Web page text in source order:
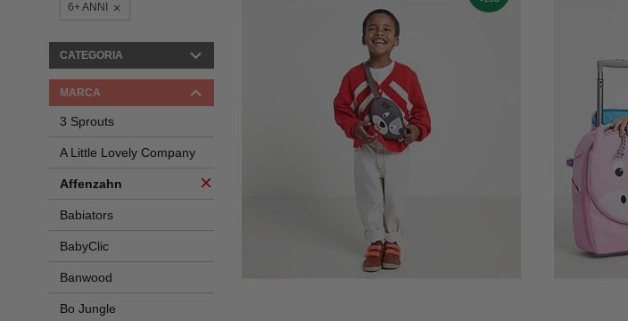
6+ ANNI
CATEGORIA
MARCA
3 Sprouts
A Little Lovely Company
Affenzahn
Babiators
BabyClic
Banwood
Bo Jungle